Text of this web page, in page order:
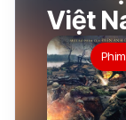
Việt